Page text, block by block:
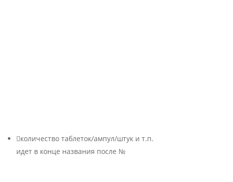
количество таблеток/ампул/штук и т.п.
идет в конце названия после №